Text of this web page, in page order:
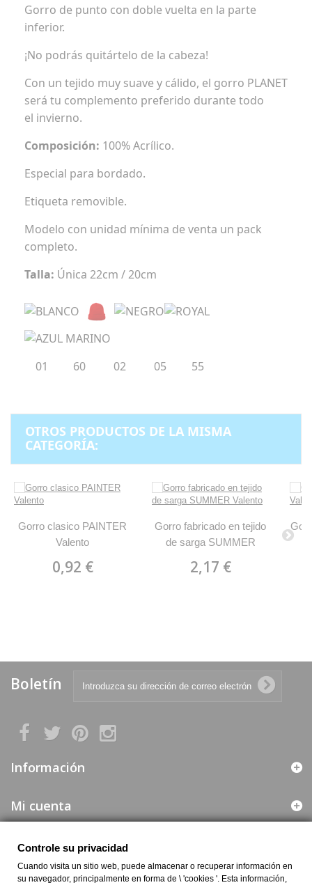
Gorro de punto con doble vuelta en la parte
inferior.
¡No podrás quitártelo de la cabeza!
Con un tejido muy suave y cálido, el gorro PLANET
será tu complemento preferido durante todo
el invierno.
Composición: 100% Acrílico.
Especial para bordado.
Etiqueta removible.
Modelo con unidad mínima de venta un pack
completo.
Talla: Única 22cm / 20cm
01 60 02 05 55
OTROS PRODUCTOS DE LA MISMA
CATEGORÍA:
Gorro clasico PAINTER
Valento
0,92 €
Gorro fabricado en tejido
de sarga SUMMER
2,17 €
Boletín
Información
Mi cuenta
Web segura
Controle su privacidad
Cuando visita un sitio web, puede almacenar o recuperar información en
su navegador, principalmente en forma de \ 'cookies '. Esta información,